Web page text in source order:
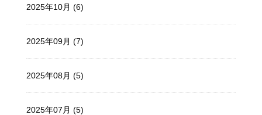
2025年10月 (6)
2025年09月 (7)
2025年08月 (5)
2025年07月 (5)